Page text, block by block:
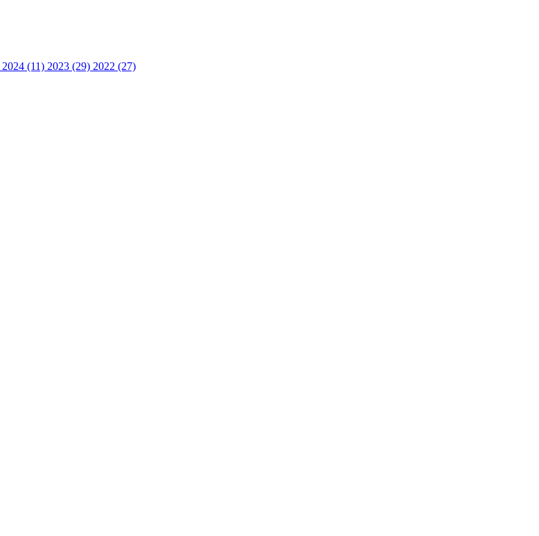
2024 (11) 2023 (29) 2022 (27)